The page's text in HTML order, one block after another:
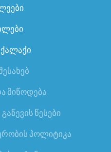
მიწოდება
წესები
პოლიტიკა